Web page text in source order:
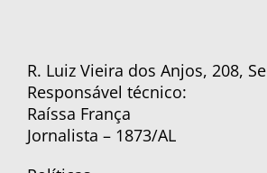
R. Luiz Vieira dos Anjos, 208,
Responsável técnico:
Raíssa França
Jornalista – 1873/AL